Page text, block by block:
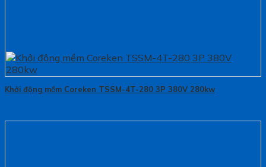
Khởi động mềm Coreken TSSM-4T-280 3P 380V 280kw